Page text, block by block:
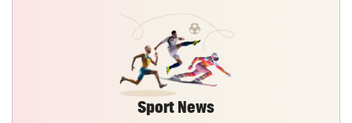
Sport News